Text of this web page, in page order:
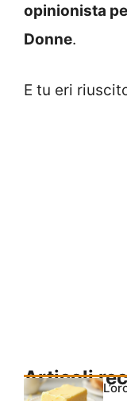
opinionista
Donne.
E tu eri
Articoli